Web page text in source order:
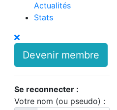
Actualités
Stats
Devenir membre
Se reconnecter :
Votre nom (ou pseudo) :